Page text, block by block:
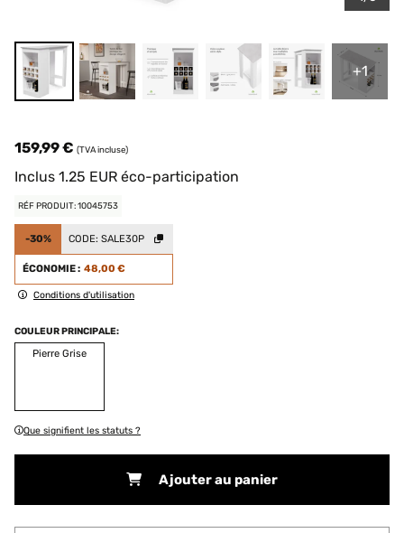
+1
159,99 € (TVA incluse)
Inclus 1.25 EUR éco-participation
RÉF PRODUIT: 10045753
-30% CODE: SALE30P
ÉCONOMIE : 48,00 €
Conditions d'utilisation
COULEUR PRINCIPALE:
Pierre Grise
Que signifient les statuts ?
Ajouter au panier